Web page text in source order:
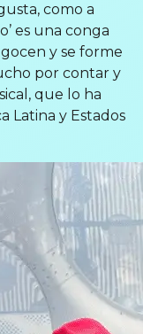
como a
es una conga
y se forme
por contar y
que lo ha
Latina y Estados